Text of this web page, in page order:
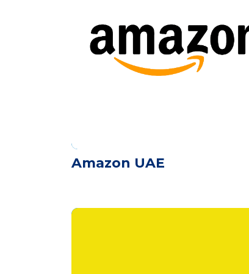
Amazon UAE